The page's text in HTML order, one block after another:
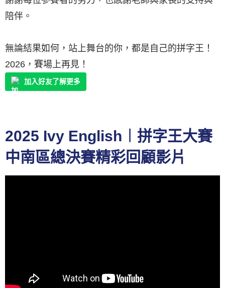
陪伴。
無論結果如何，站上舞台的你，都是自己的拼字王！
2026，賽場上再見！
加入好友了解更多
2025 Ivy English︱拼字王大賽
中南區總決賽精彩回顧影片